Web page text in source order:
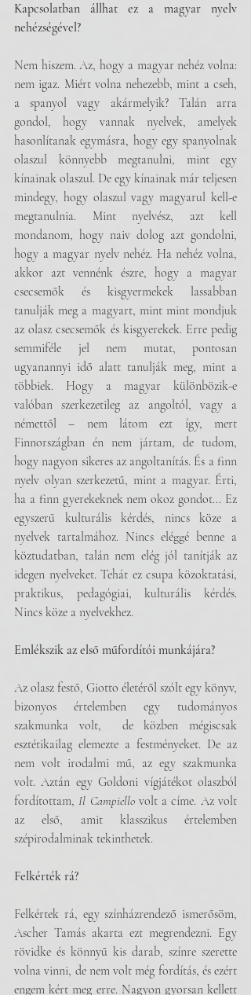
Kapcsolatban állhat ez a magyar nyelv
nehézségével?
Nem hiszem. Az, hogy a magyar nehéz volna:
nem igaz. Miért volna nehezebb, mint a cseh,
a spanyol vagy akármelyik? Talán arra
gondol, hogy vannak nyelvek, amelyek
hasonlítanak egymásra, hogy egy spanyolnak
olaszul könnyebb megtanulni, mint egy
kínainak olaszul. De egy kínainak már teljesen
mindegy, hogy olaszul vagy magyarul kell-e
megtanulnia. Mint nyelvész, azt kell
mondanom, hogy naiv dolog azt gondolni,
hogy a magyar nyelv nehéz. Ha nehéz volna,
akkor azt vennénk észre, hogy a magyar
csecsemők és kisgyermekek lassabban
tanulják meg a magyart, mint mint mondjuk
az olasz csecsemők és kisgyerekek. Erre pedig
semmiféle jel nem mutat, pontosan
ugyanannyi idő alatt tanulják meg, mint a
többiek. Hogy a magyar különbözik-e
valóban szerkezetileg az angoltól, vagy a
némettől – nem látom ezt így, mert
Finnországban én nem jártam, de tudom,
hogy nagyon sikeres az angoltanítás. És a finn
nyelv olyan szerkezetű, mint a magyar. Érti,
ha a finn gyerekeknek nem okoz gondot... Ez
egyszerű kulturális kérdés, nincs köze a
nyelvek tartalmához. Nincs eléggé benne a
köztudatban, talán nem elég jól tanítják az
idegen nyelveket. Tehát ez csupa közoktatási,
praktikus, pedagógiai, kulturális kérdés.
Nincs köze a nyelvekhez.
Emlékszik az első műfordítói munkájára?
Az olasz festő, Giotto életéről szólt egy könyv,
bizonyos értelemben egy tudományos
szakmunka volt,  de közben mégiscsak
esztétikailag elemezte a festményeket. De az
nem volt irodalmi mű, az egy szakmunka
volt. Aztán egy Goldoni vígjátékot olaszból
fordítottam, Il Campiello volt a címe. Az volt
az első, amit klasszikus értelemben
szépirodalminak tekinthetek.
Felkérték rá?
Felkértek rá, egy színházrendező ismerősöm,
Ascher Tamás akarta ezt megrendezni. Egy
rövidke és könnyű kis darab, színre szerette
volna vinni, de nem volt még fordítás, és ezért
engem kért meg erre. Nagyon gyorsan kellett